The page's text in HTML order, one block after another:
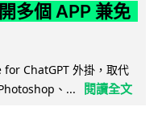
多個 APP 兼免
ChatGPT 外掛，取代
、...
閱讀全文